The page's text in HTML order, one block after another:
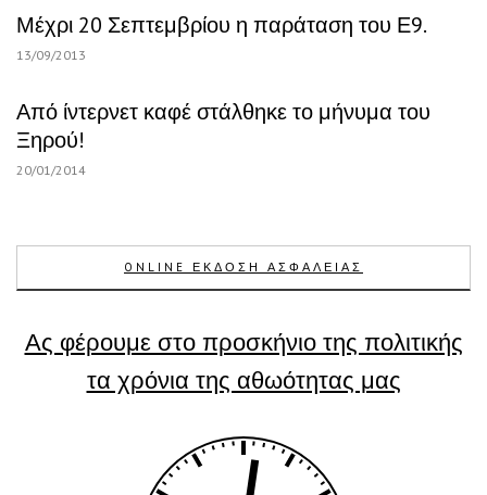
Μέχρι 20 Σεπτεμβρίου η παράταση του Ε9.
13/09/2013
Από ίντερνετ καφέ στάλθηκε το μήνυμα του
Ξηρού!
20/01/2014
ONLINE ΕΚΔΟΣΗ ΑΣΦΑΛΕΙΑΣ
Ας φέρουμε στο προσκήνιο της πολιτικής
τα χρόνια της αθωότητας μας